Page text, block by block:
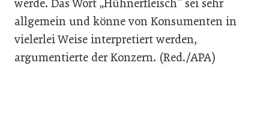
werde. Das Wort „Hühnerfleisch“ sei sehr
allgemein und könne von Konsumenten in
vielerlei Weise interpretiert werden,
argumentierte der Konzern. (Red./APA)